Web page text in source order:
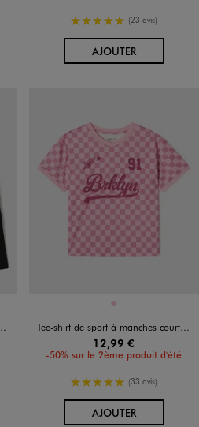
5/5 de moyenne
(23 avis)
AJOUTERAU PANIER
Disponible en 1 coloris
ROSE
Tee-shirt de sport à manches courtes fille
12,99 €
-50% sur le 2ème produit d'été
5/5 de moyenne
(33 avis)
AJOUTERAU PANIER